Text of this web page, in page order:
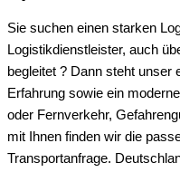
Sie suchen einen starken
Logistikdienstleister, auch
begleitet ? Dann steht unser
Erfahrung sowie ein
oder Fernverkehr,
mit Ihnen finden wir die
Transportanfrage.